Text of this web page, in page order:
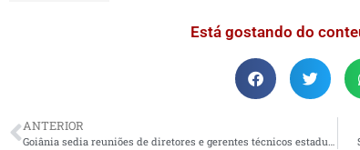
Está gostando do
ANTERIOR
Goiânia sedia reuniões de diretores e gerentes técnicos estaduais de TIC